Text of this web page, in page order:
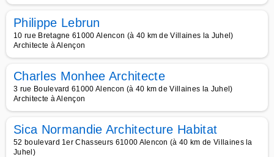
Philippe Lebrun
10 rue Bretagne 61000 Alencon (à 40 km de Villaines la Juhel)
Architecte à Alençon
Charles Monhee Architecte
3 rue Boulevard 61000 Alencon (à 40 km de Villaines la Juhel)
Architecte à Alençon
Sica Normandie Architecture Habitat
52 boulevard 1er Chasseurs 61000 Alencon (à 40 km de Villaines la
Juhel)